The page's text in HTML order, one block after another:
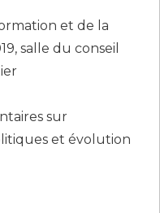
et de la
salle du conseil
sur
et évolution